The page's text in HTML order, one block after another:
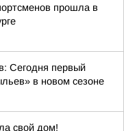
прошла в
Сегодня первый
в новом сезоне
свой дом!